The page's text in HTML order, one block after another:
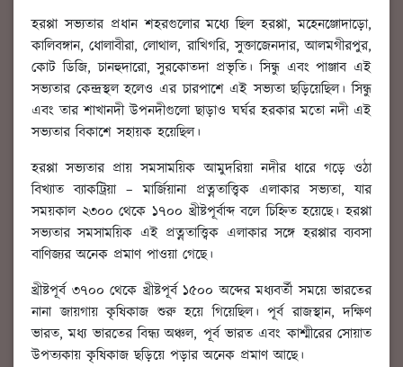
হরপ্পা সভ্যতার প্রধান শহরগুলোর মধ্যে ছিল হরপ্পা, মহেনঞ্জোদাড়ো,
কালিবঙ্গান, ধোলাবীরা, লোথাল, রাখিগরি, সুক্তাজেনদার, আলমগীরপুর,
কোট ডিজি, চানহুদারো, সুরকোতদা প্রভৃতি। সিন্ধু এবং পাঞ্জাব এই
সভ্যতার কেন্দ্রস্থল হলেও এর চারপাশে এই সভ্যতা ছড়িয়েছিল। সিন্ধু
এবং তার শাখানদী উপনদীগুলো ছাড়াও ঘর্ঘর হরকার মতো নদী এই
সভ্যতার বিকাশে সহায়ক হয়েছিল।
হরপ্পা সভ্যতার প্রায় সমসাময়িক আমুদরিয়া নদীর ধারে গড়ে ওঠা
বিখ্যাত ব্যাকট্রিয়া – মার্জিয়ানা প্রত্নতাত্ত্বিক এলাকার সভ্যতা, যার
সময়কাল ২৩০০ থেকে ১৭০০ খ্রীষ্টপূর্বাব্দ বলে চিহ্নিত হয়েছে। হরপ্পা
সভ্যতার সমসাময়িক এই প্রত্নতাত্ত্বিক এলাকার সঙ্গে হরপ্পার ব্যবসা
বাণিজ্যর অনেক প্রমাণ পাওয়া গেছে।
খ্রীষ্টপূর্ব ৩৭০০ থেকে খ্রীষ্টপূর্ব ১৫০০ অব্দের মধ্যবর্তী সময়ে ভারতের
নানা জায়গায় কৃষিকাজ শুরু হয়ে গিয়েছিল। পূর্ব রাজস্থান, দক্ষিণ
ভারত, মধ্য ভারতের বিন্ধ্য অঞ্চল, পূর্ব ভারত এবং কাশ্মীরের সোয়াত
উপত্যকায় কৃষিকাজ ছড়িয়ে পড়ার অনেক প্রমাণ আছে।